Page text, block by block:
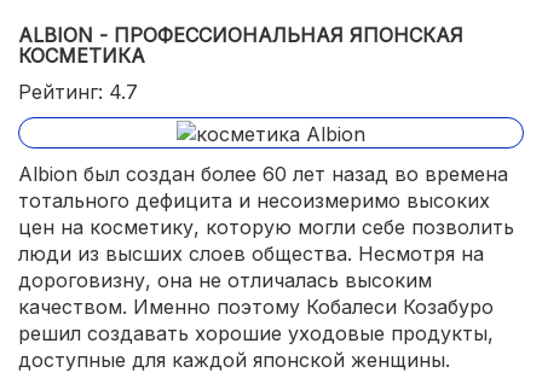
ALBION - ПРОФЕССИОНАЛЬНАЯ ЯПОНСКАЯ
КОСМЕТИКА
Рейтинг: 4.7
Albion был создан более 60 лет назад во времена
тотального дефицита и несоизмеримо высоких
цен на косметику, которую могли себе позволить
люди из высших слоев общества. Несмотря на
дороговизну, она не отличалась высоким
качеством. Именно поэтому Кобалеси Козабуро
решил создавать хорошие уходовые продукты,
доступные для каждой японской женщины.